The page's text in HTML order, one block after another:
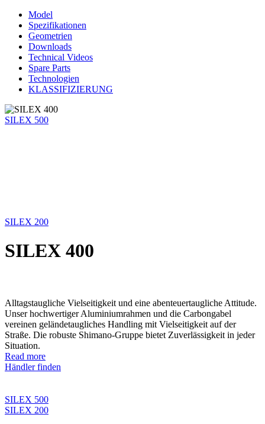
Model
Spezifikationen
Geometrien
Downloads
Technical Videos
Spare Parts
Technologien
KLASSIFIZIERUNG
SILEX 500
SILEX 200
SILEX 400
Alltagstaugliche Vielseitigkeit und eine abenteuertaugliche Attitude.
Unser hochwertiger Aluminiumrahmen und die Carbongabel
vereinen geländetaugliches Handling mit Vielseitigkeit auf der
Straße. Die robuste Shimano-Gruppe bietet Zuverlässigkeit in jeder
Situation.
Read more
Händler finden
SILEX 500
SILEX 200